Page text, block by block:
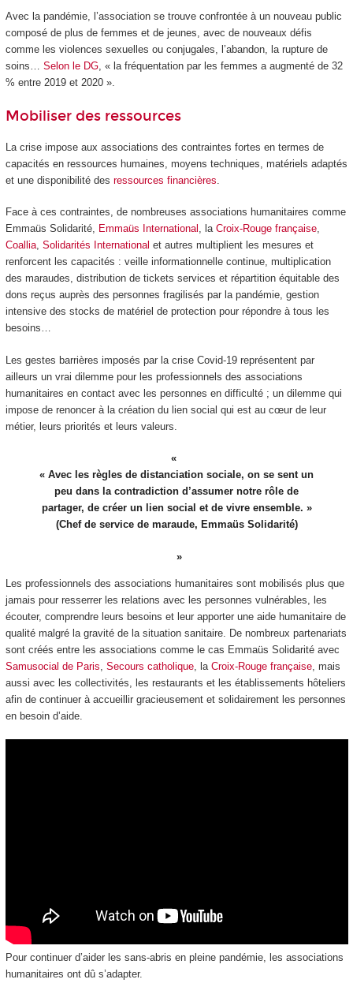
Avec la pandémie, l’association se trouve confrontée à un nouveau public
composé de plus de femmes et de jeunes, avec de nouveaux défis
comme les violences sexuelles ou conjugales, l’abandon, la rupture de
soins… Selon le DG, « la fréquentation par les femmes a augmenté de 32
% entre 2019 et 2020 ».
Mobiliser des ressources
La crise impose aux associations des contraintes fortes en termes de
capacités en ressources humaines, moyens techniques, matériels adaptés
et une disponibilité des ressources financières
Face à ces contraintes, de nombreuses associations humanitaires comme
Emmaüs Solidarité, Emmaüs International , la Croix-Rouge française,
Coallia, Solidarités International et autres multiplient les mesures et
renforcent les capacités : veille informationnelle continue, multiplication
des maraudes, distribution de tickets services et répartition équitable des
dons reçus auprès des personnes fragilisés par la pandémie, gestion
intensive des stocks de matériel de protection pour répondre à tous les
besoins…
Les gestes barrières imposés par la crise Covid-19 représentent par
ailleurs un vrai dilemme pour les professionnels des associations
humanitaires en contact avec les personnes en difficulté ; un dilemme qui
impose de renoncer à la création du lien social qui est au cœur de leur
métier, leurs priorités et leurs valeurs.
« Avec les règles de distanciation sociale, on se sent un
peu dans la contradiction d’assumer notre rôle de
partager, de créer un lien social et de vivre ensemble. »
(Chef de service de maraude, Emmaüs Solidarité)
Les professionnels des associations humanitaires sont mobilisés plus que
jamais pour resserrer les relations avec les personnes vulnérables, les
écouter, comprendre leurs besoins et leur apporter une aide humanitaire de
qualité malgré la gravité de la situation sanitaire. De nombreux partenariats
sont créés entre les associations comme le cas Emmaüs Solidarité avec
Samusocial de Paris Secours catholique, la Croix-Rouge française, mais
aussi avec les collectivités, les restaurants et les établissements hôteliers
afin de continuer à accueillir gracieusement et solidairement les personnes
en besoin d’aide.
Pour continuer d’aider les sans-abris en pleine pandémie, les associations
humanitaires ont dû s’adapter.